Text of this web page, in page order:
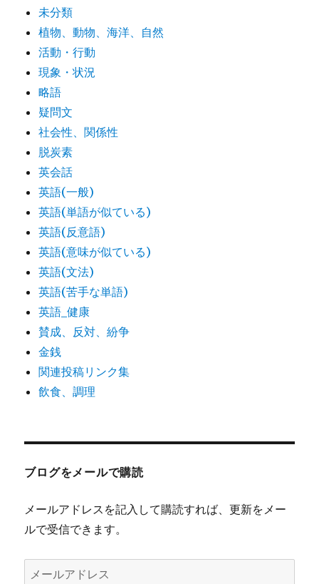
未分類
植物、動物、海洋、自然
活動・行動
現象・状況
略語
疑問文
社会性、関係性
脱炭素
英会話
英語(一般)
英語(単語が似ている)
英語(反意語)
英語(意味が似ている)
英語(文法)
英語(苦手な単語)
英語_健康
賛成、反対、紛争
金銭
関連投稿リンク集
飲食、調理
ブログをメールで購読
メールアドレスを記入して購読すれば、更新をメー
ルで受信できます。
メ